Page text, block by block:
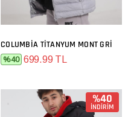
COLUMBIA TITANYUM MONT GRI
%40 699.99 TL
%40
İNDİRİM